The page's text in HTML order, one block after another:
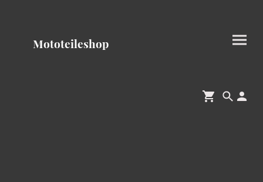
Mototeileshop